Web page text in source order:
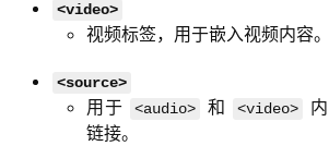
<video>
视频标签，用于嵌入视频内容。
<source>
用于 <audio> 和 <video>
链接。